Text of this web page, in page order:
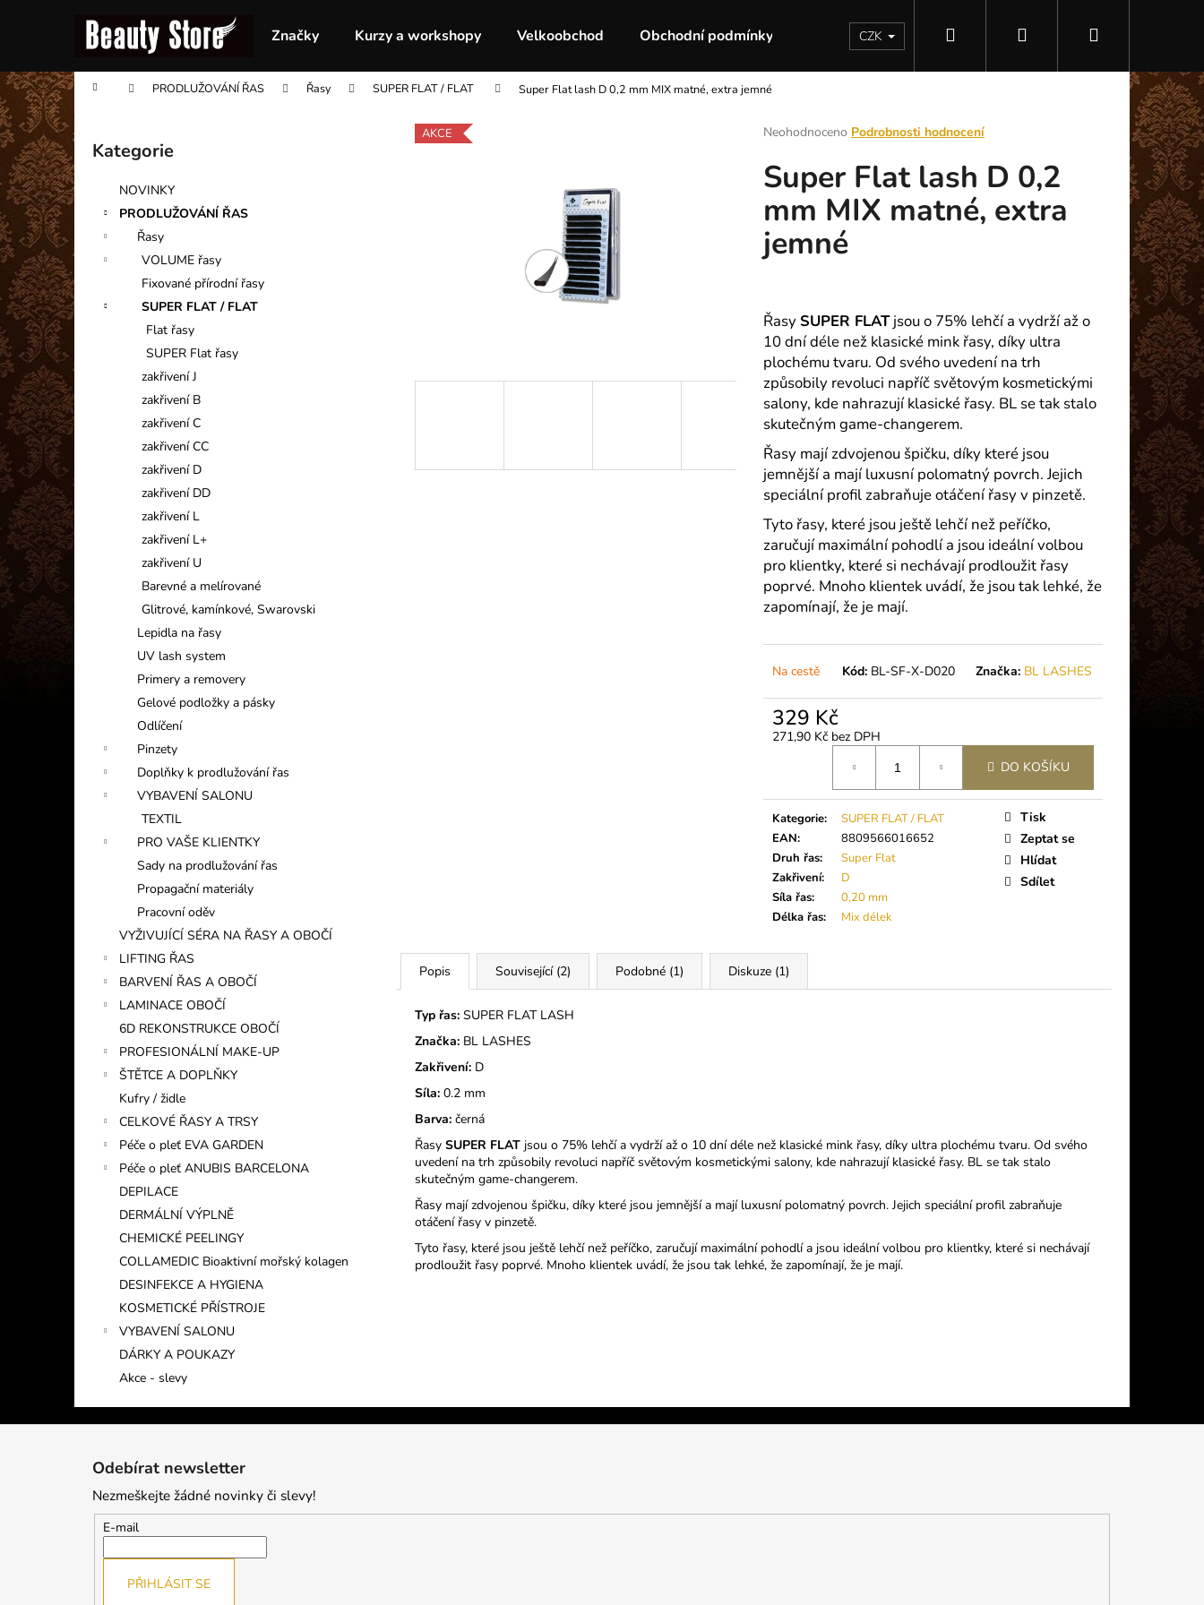
Značky Kurzy a workshopy Velkoobchod Obchodní podmínky KontaktyCZK Přihlášení
košík
Domů PRODLUŽOVÁNÍ ŘAS Řasy SUPER FLAT / FLAT Super Flat lash D 0,2 mm MIX matné, extra jemné
o
s
t
r
n
n
í
n
e
l
Přeskočit
kategorie
Kategorie
NOVINKY
PRODLUŽOVÁNÍ ŘAS
Řasy
VOLUME řasy
Fixované přírodní řasy
SUPER FLAT / FLAT
Flat řasy
SUPER Flat řasy
zakřivení J
zakřivení B
zakřivení C
zakřivení CC
zakřivení D
zakřivení DD
zakřivení L
zakřivení L+
zakřivení U
Barevné a melírované
Glitrové, kamínkové, Swarovski
Lepidla na řasy
UV lash system
Primery a removery
Gelové podložky a pásky
Odlíčení
Pinzety
Doplňky k prodlužování řas
VYBAVENÍ SALONU
TEXTIL
PRO VAŠE KLIENTKY
Sady na prodlužování řas
Propagační materiály
Pracovní oděv
VYŽIVUJÍCÍ SÉRA NA ŘASY A OBOČÍ
LIFTING ŘAS
BARVENÍ ŘAS A OBOČÍ
LAMINACE OBOČÍ
6D REKONSTRUKCE OBOČÍ
PROFESIONÁLNÍ MAKE-UP
ŠTĚTCE A DOPLŇKY
Kufry / židle
CELKOVÉ ŘASY A TRSY
Péče o pleť EVA GARDEN
Péče o pleť ANUBIS BARCELONA
DEPILACE
DERMÁLNÍ VÝPLNĚ
CHEMICKÉ PEELINGY
COLLAMEDIC Bioaktivní mořský kolagen
DESINFEKCE A HYGIENA
KOSMETICKÉ PŘÍSTROJE
VYBAVENÍ SALONU
DÁRKY A POUKAZY
Akce - slevy
Průměrné
produktu
je
z
5
hvězdiček.
Neohodnoceno Podrobnosti hodnocení
Super Flat lash D 0,2
mm MIX matné, extra
jemné
ŘasySUPER FLATjsou o 75% lehčí a vydrží až o
10 dní déle než klasické mink řasy, díky ultra
plochému tvaru. Od svého uvedení na trh
způsobily revoluci napříč světovým kosmetickými
salony, kde nahrazují klasické řasy. BL se tak stalo
skutečným game-changerem.
Řasy mají zdvojenou špičku, díky které jsou
jemnější a mají luxusní polomatný povrch. Jejich
speciální profil zabraňuje otáčení řasy v pinzetě.
Tyto řasy, které jsou ještě lehčí než peříčko,
zaručují maximální pohodlí a jsou ideální volbou
pro klientky, které si nechávají prodloužit řasy
poprvé. Mnoho klientek uvádí, že jsou tak lehké, že
zapomínají, že je mají.
Na cestě Kód: BL-SF-X-D020 Značka: BL LASHES
329 Kč
271,90 Kč bez DPH
DO KOŠÍKU
Kategorie:
SUPER FLAT / FLAT
EAN:
8809566016652
Druh řas:
Super Flat
Zakřivení:
D
Síla řas:
0,20 mm
Délka řas: Mix délek
Tisk
Zeptat se
Hlídat
Sdílet
AKCE
Popis Související (2) Podobné (1) Diskuze (1)
Typ řas: SUPER FLAT LASH
Značka: BL LASHES
Zakřivení: D
Síla: 0.2 mm
Barva: černá
Řasy SUPER FLAT jsou o 75% lehčí a vydrží až o 10 dní déle než klasické mink řasy, díky ultra plochému tvaru. Od svého
uvedení na trh způsobily revoluci napříč světovým kosmetickými salony, kde nahrazují klasické řasy. BL se tak stalo
skutečným game-changerem.
Řasy mají zdvojenou špičku, díky které jsou jemnější a mají luxusní polomatný povrch. Jejich speciální profil zabraňuje
otáčení řasy v pinzetě.
Tyto řasy, které jsou ještě lehčí než peříčko, zaručují maximální pohodlí a jsou ideální volbou pro klientky, které si nechávají
prodloužit řasy poprvé. Mnoho klientek uvádí, že jsou tak lehké, že zapomínají, že je mají.
í
k
do
obchodu
do
obchodu
Co potřebujete najít?
Doporučujeme
Následující
INFORMAČNÍ KARTIČKA
LEPIDLO ULTRA PLUS (5G)
Odebírat newsletter
Nezmeškejte žádné novinky či slevy!
E-mail
PŘIHLÁSIT SE